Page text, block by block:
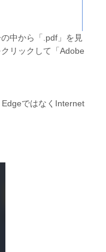
中から「.pdf」を見
リックして「Adobe
ではなくInternet